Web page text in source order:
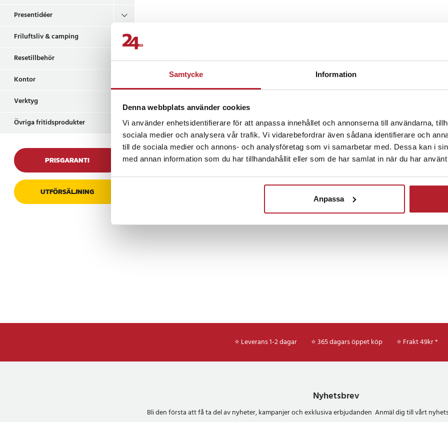
Samtycke Information
Denna webbplats använder cookies
Vi använder enhetsidentifierare för att anpassa innehållet och annonserna till användarna,
sociala medier och analysera vår trafik. Vi vidarebefordrar även sådana identifierare och
till de sociala medier och annons- och analysföretag som vi samarbetar med. Dessa kan i
med annan information som du har tillhandahållit eller som de har samlat in när du har
Anpassa
Presentidéer
Friluftsliv & camping
Resetillbehör
Kontor
Verktyg
Övriga fritidsprodukter
PRISGARANTI
UTFÖRSÄLJNING
Enkel lösning för smakfull matlagning
Specifikation
- Innehåll: 400 g
- Typ: Havssalt
- Användning: Refill till saltkvarn
- Ursprung: Naturligt framställt från havsvatten
- Tillsatser: Inga
Köksprodukter Rea
⭐ Leverans 1-2 dagar ⭐ 365 dagars öppet köp ⭐ Frakt 49kr *
Nyhetsbrev
Bli den första att få ta del av nyheter, kampanjer och exklusiva erbjudanden Anmäl dig till vårt